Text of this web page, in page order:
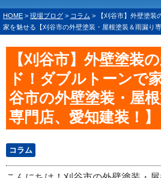
HOME > 現場ブログ > コラム >
【刈谷市】外壁塗
家を魅せる【刈谷市の外壁塗装・屋根塗装＆雨漏り
【刈谷市】外壁塗装
ド！ダブルトーンで
谷市の外壁塗装・屋
専門店、愛知建装！】
コラム